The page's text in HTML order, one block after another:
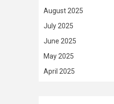
August 2025
July 2025
June 2025
May 2025
April 2025